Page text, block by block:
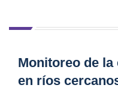
Monitoreo de la
en ríos